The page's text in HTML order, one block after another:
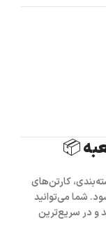
کارتن‌های
شما می‌توانید
و در سریع‌ترین